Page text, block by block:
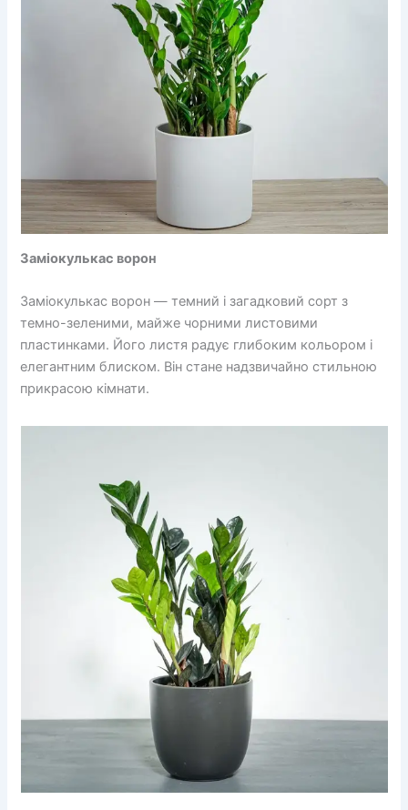
Заміокулькас ворон
Заміокулькас ворон — темний і загадковий сорт з
темно-зеленими, майже чорними листовими
пластинками. Його листя радує глибоким кольором і
елегантним блиском. Він стане надзвичайно стильною
прикрасою кімнати.